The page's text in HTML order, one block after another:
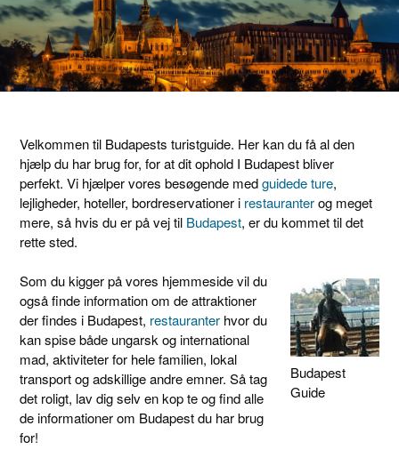
Velkommen til Budapests turistguide. Her kan du få al den
hjælp du har brug for, for at dit ophold I Budapest bliver
perfekt. Vi hjælper vores besøgende medguidede ture,
lejligheder, hoteller, bordreservationer i restauranterog meget
mere, så hvis du er på vej til Budapest, er du kommet til det
rette sted.
Budapest
Guide
Som du kigger på vores hjemmeside vil du
også finde information om de attraktioner
der findes i Budapest, restauranter hvor du
kan spise både ungarsk og international
mad, aktiviteter for hele familien, lokal
transport og adskillige andre emner. Så tag
det roligt, lav dig selv en kop te og find alle
de informationer om Budapest du har brug
for!